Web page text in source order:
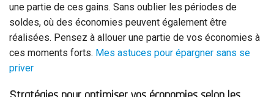
une partie de ces gains. Sans oublier les périodes de
soldes, où des économies peuvent également être
réalisées. Pensez à allouer une partie de vos économies à
ces moments forts. Mes astuces pour épargner sans se
priver